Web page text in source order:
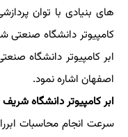
کامپیوتر دانشگاه صنعتی
ابر کامپیوتر دانشگاه
اصفهان اشاره نمود.
ابر کامپیوتر دانشگاه شریف
سرعت انجام محاسبات